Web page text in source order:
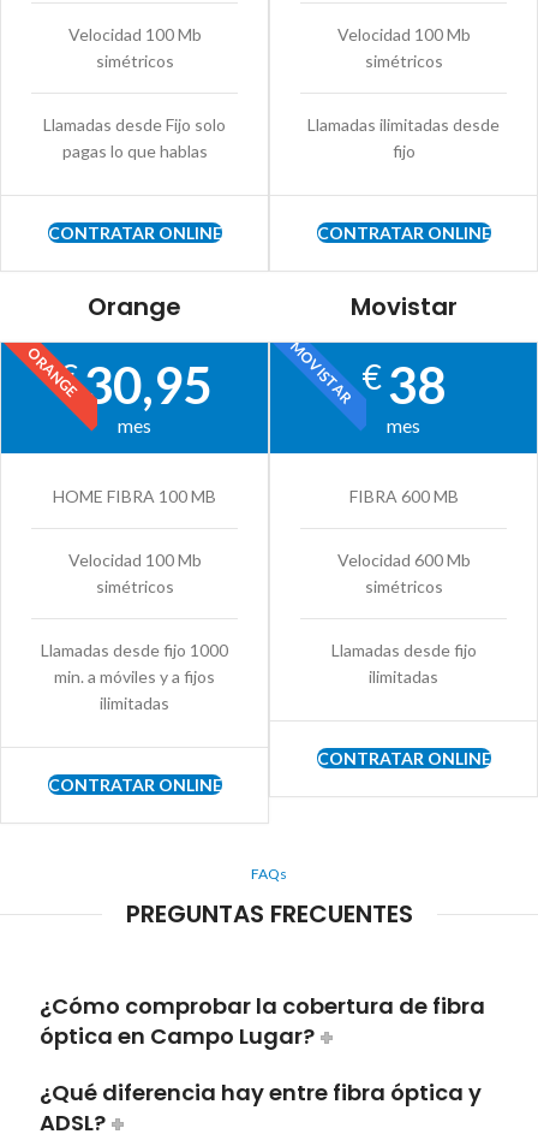
Velocidad 100 Mb
simétricos
Llamadas desde Fijo solo
pagas lo que hablas
CONTRATAR ONLINE
Velocidad 100 Mb
simétricos
Llamadas ilimitadas desde
fijo
CONTRATAR ONLINE
Orange
ORANGE
€30,95
mes
HOME FIBRA 100 MB
Velocidad 100 Mb
simétricos
Llamadas desde fijo 1000
min. a móviles y a fijos
ilimitadas
CONTRATAR ONLINE
Movistar
MOVISTAR€38
mes
FIBRA 600 MB
Velocidad 600 Mb
simétricos
Llamadas desde fijo
ilimitadas
CONTRATAR ONLINE
FAQs
PREGUNTAS FRECUENTES
¿Cómo comprobar la cobertura de fibra
óptica en Campo Lugar?
¿Qué diferencia hay entre fibra óptica y
ADSL?